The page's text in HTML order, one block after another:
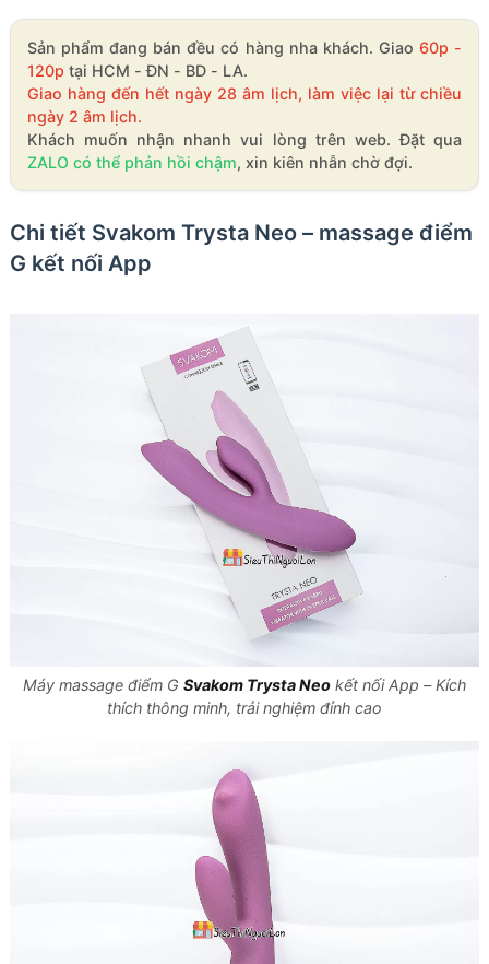
Sản phẩm đang bán đều có hàng nha khách. Giao 60p -
120p tại HCM - ĐN - BD - LA.
Giao hàng đến hết ngày 28 âm lịch, làm việc lại từ chiều
ngày 2 âm lịch.
Khách muốn nhận nhanh vui lòng trên web. Đặt qua
ZALO có thể phản hồi chậm, xin kiên nhẫn chờ đợi.
Chi tiết Svakom Trysta Neo – massage điểm
G kết nối App
Máy massage điểm G Svakom Trysta Neokết nối App – Kích
thích thông minh, trải nghiệm đỉnh cao